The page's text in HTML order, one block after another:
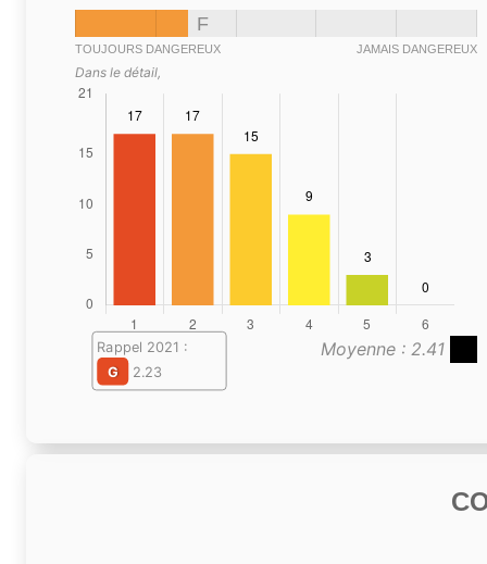
F
TOUJOURS DANGEREUX JAMAIS DANGEREUX
Dans le détail,
Moyenne : 2.41
Rappel 2021 :
G
2.23